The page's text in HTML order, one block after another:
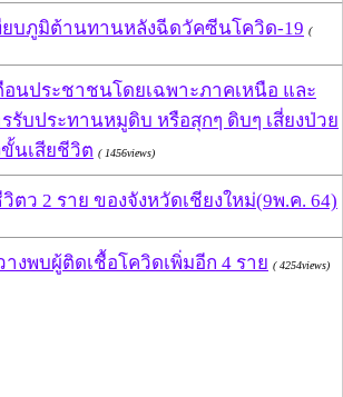
ยบภูมิต้านทานหลังฉีดวัคซีนโควิด-19 (
อนประชาชนโดยเฉพาะภาคเหนือ และ
รับประทานหมูดิบ หรือสุกๆ ดิบๆ เสี่ยงป่วย
นเสียชีวิต ( 1456views)
ตว 2 ราย ของจังหวัดเชียงใหม่(9พ.ค. 64)
างพบผู้ติดเชื้อโควิดเพิ่มอีก 4 ราย ( 4254views)